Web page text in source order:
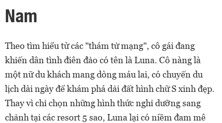
Nam
Theo tìm hiểu từ các "thám tử mạng", cô gái đang
khiến dân tình điên đảo có tên là Luna. Cô nàng là
một nữ du khách mang dòng máu lai, có chuyến du
lịch dài ngày để khám phá dải đất hình chữ S xinh đẹp.
Thay vì chỉ chọn những hình thức nghỉ dưỡng sang
chảnh tại các resort 5 sao, Luna lại có niềm đam mê